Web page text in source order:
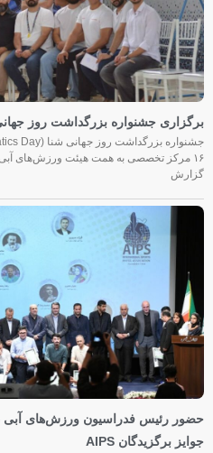
برگزاری جشنواره بزرگداشت روز
۱۶ مرکز تخصصی به همت هیئت ورزش‌های آبی
گزارش
حضور رئیس فدراسیون ورزش‌های آبی
جوایز برگزیدگان AIPS